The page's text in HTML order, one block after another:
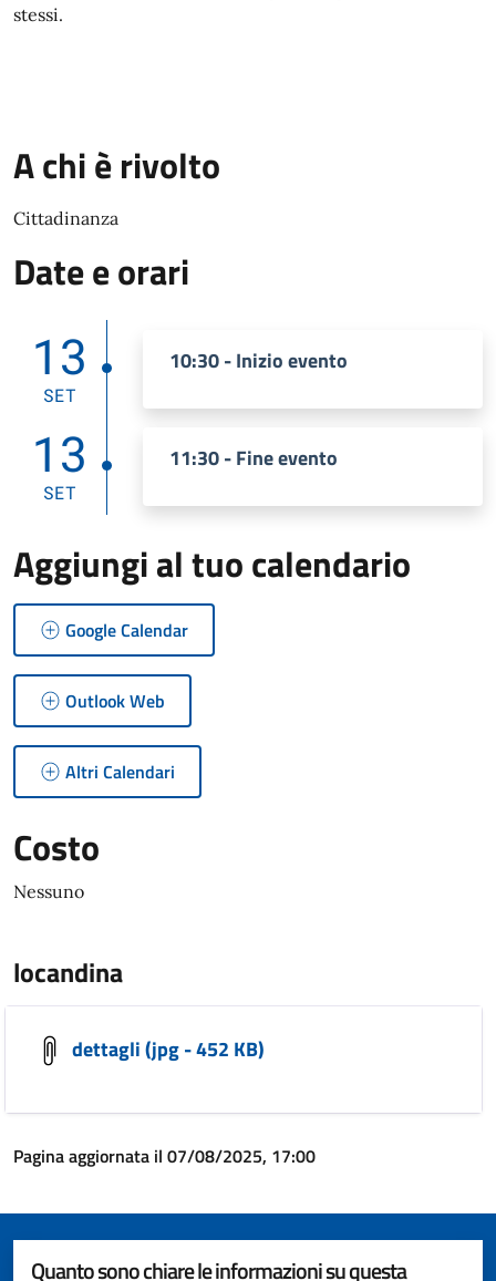
stessi.
A chi è rivolto
Cittadinanza
Date e orari
13
SET
10:30 - Inizio evento
13
SET
11:30 - Fine evento
Aggiungi al tuo calendario
Google Calendar
Outlook Web
Altri Calendari
Costo
Nessuno
locandina
dettagli (jpg - 452 KB)
Pagina aggiornata il 07/08/2025, 17:00
Quanto sono chiare le informazioni su questa